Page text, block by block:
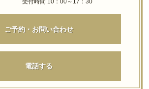
受付時間 10：00～17：30
ご予約・お問い合わせ
電話する